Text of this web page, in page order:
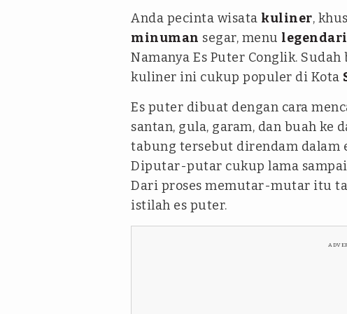
Anda pecinta wisata kuliner,
minuman segar, menu
Namanya Es Puter Conglik.
kuliner ini cukup populer di Kota
Es puter dibuat dengan cara
santan, gula, garam, dan buah ke
tabung tersebut direndam dalam
Diputar-putar cukup lama
Dari proses memutar-mutar itu
istilah es puter.